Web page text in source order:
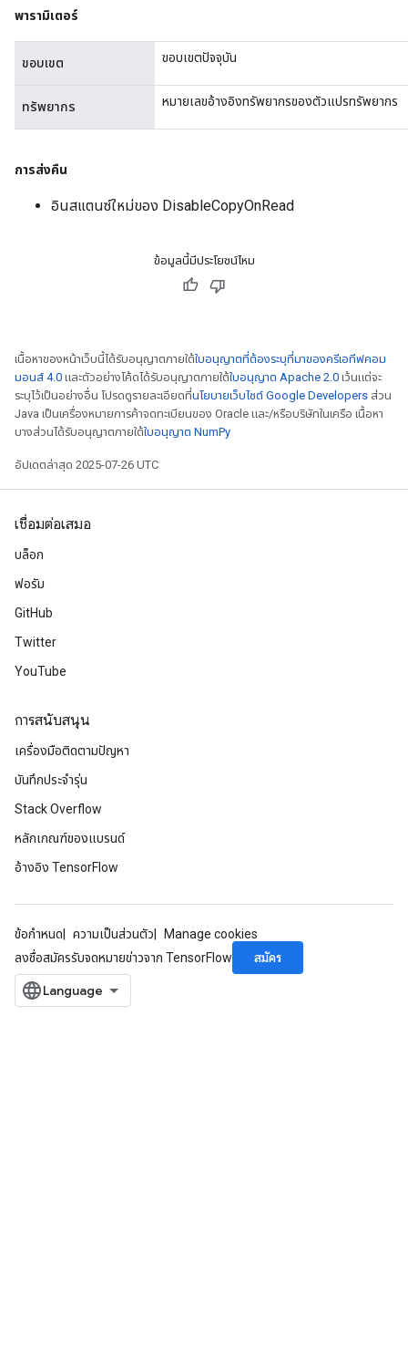
พารามิเตอร์
ขอบเขต ขอบเขตปัจจุบัน
ทรัพยากร หมายเลขอ้างอิงทรัพยากรของตัวแปรทรัพยากร
การส่งคืน
อินสแตนซ์ใหม่ของ DisableCopyOnRead
ข้อมูลนี้มีประโยชน์ไหม
เนื้อหาของหน้าเว็บนี้ได้รับอนุญาตภายใต้ใบอนุญาตที่ต้องระบุที่มาของครีเอทีฟคอม
มอนส์ 4.0 และตัวอย่างโค้ดได้รับอนุญาตภายใต้ใบอนุญาต Apache 2.0 เว้นแต่จะ
ระบุไว้เป็นอย่างอื่น โปรดดูรายละเอียดที่นโยบายเว็บไซต์ Google Developers ส่วน
Java เป็นเครื่องหมายการค้าจดทะเบียนของ Oracle และ/หรือบริษัทในเครือ เนื้อหา
บางส่วนได้รับอนุญาตภายใต้ใบอนุญาต NumPy
อัปเดตล่าสุด 2025-07-26 UTC
เชื่อมต่อเสมอ
บล็อก
ฟอรัม
GitHub
Twitter
YouTube
การสนับสนุน
เครื่องมือติดตามปัญหา
บันทึกประจำรุ่น
Stack Overflow
หลักเกณฑ์ของแบรนด์
อ้างอิง TensorFlow
ข้อกำหนด ความเป็นส่วนตัว
Manage cookies
ลงชื่อสมัครรับจดหมายข่าวจาก TensorFlow
สมัคร